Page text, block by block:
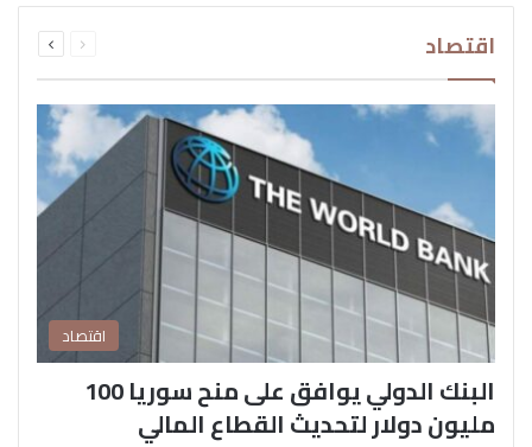
اقتصاد الصفحةالصفحة
اقتصاد
البنك الدولي يوافق على منح سوريا 100
مليون دولار لتحديث القطاع المالي